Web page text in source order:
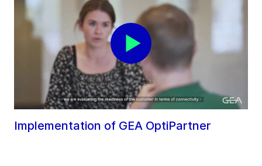
Implementation of GEA OptiPartner